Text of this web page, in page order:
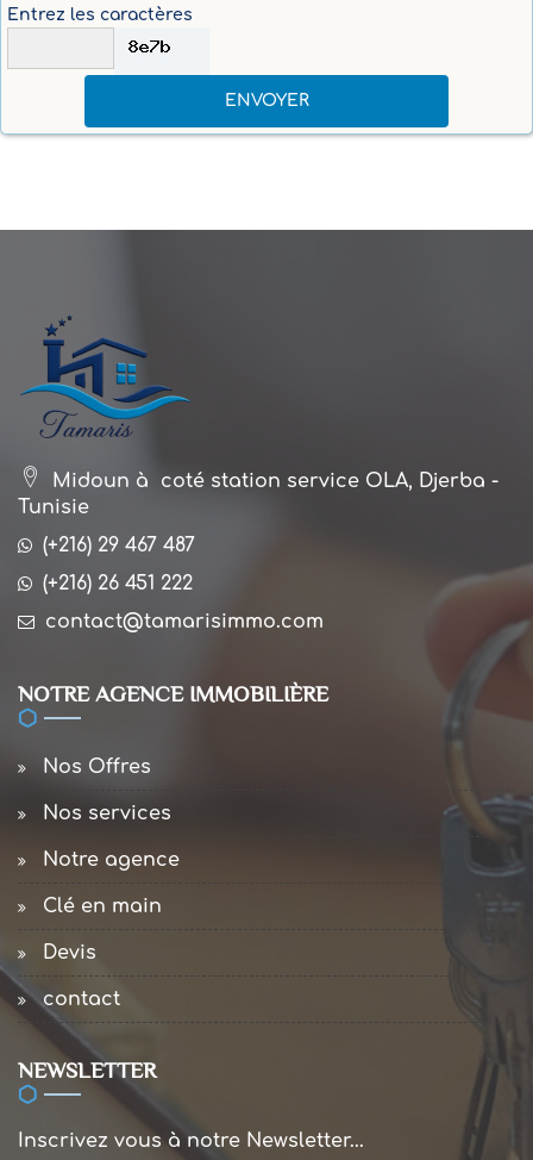
Entrez les caractères
Midoun à coté station service OLA, Djerba -
Tunisie
(+216) 29 467 487
(+216) 26 451 222
contact@tamarisimmo.com
NOTRE AGENCE IMMOBILIÈRE
Nos Offres
Nos services
Notre agence
Clé en main
Devis
contact
NEWSLETTER
Inscrivez vous à notre Newsletter...